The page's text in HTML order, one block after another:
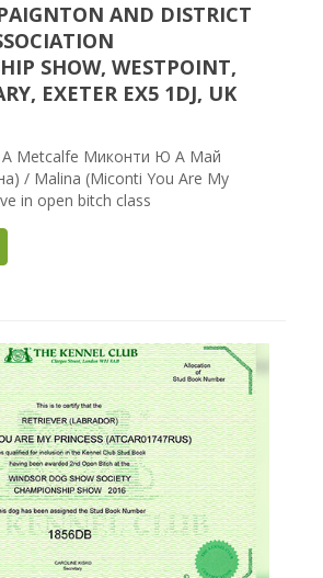
AND DISTRICT
SHOW, WESTPOINT,
EXETER EX5 1DJ, UK
A Metcalfe Миконти Ю А Май
/ Malina (Miconti You Are My
in open bitch class